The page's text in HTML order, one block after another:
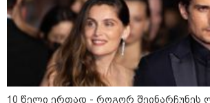
დრონის
ვიდეო
"ომი, რომელსაც
მსოფლიოს
დონალდ
როგორ მოიქცეს"
10 წელი ერთად - როგორ შეინარჩუნეს